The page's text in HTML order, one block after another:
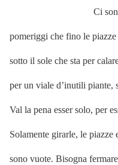
Ci sono
pomeriggi che fino le piazze
sotto il sole che sta per
per un viale d’inutili piante,
Val la pena esser solo, per
Solamente girarle, le piazze
sono vuote. Bisogna